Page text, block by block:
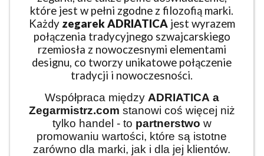
które jest w pełni zgodne z filozofią marki.
Każdy zegarek ADRIATICA jest wyrazem
połączenia tradycyjnego szwajcarskiego
rzemiosła z nowoczesnymi elementami
designu, co tworzy unikatowe połączenie
tradycji i nowoczesności.
Współpraca między ADRIATICA a
Zegarmistrz.com stanowi coś więcej niż
tylko handel - to partnerstwo w
promowaniu wartości, które są istotne
zarówno dla marki, jak i dla jej klientów.